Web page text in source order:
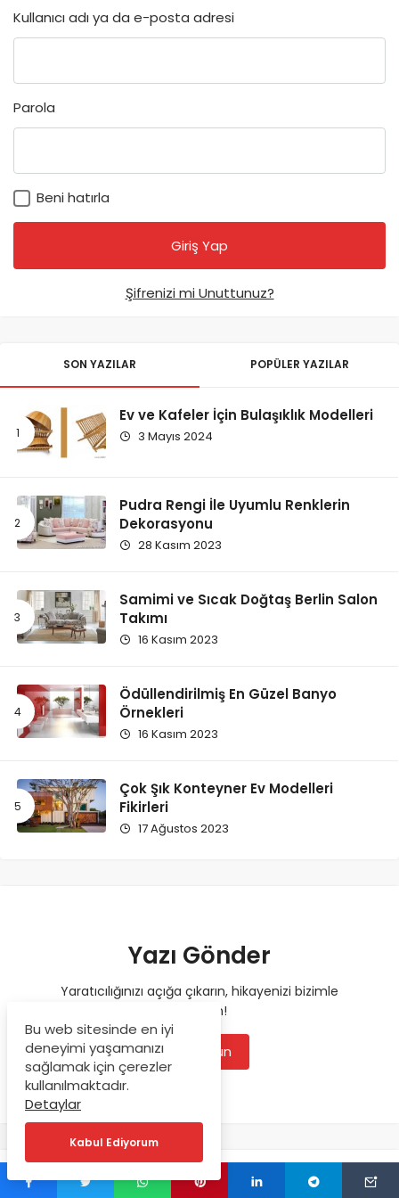
Kullanıcı adı ya da e-posta adresi
Parola
Beni hatırla
Şifrenizi mi Unuttunuz?
SON YAZILAR POPÜLER YAZILAR
Ev ve Kafeler İçin Bulaşıklık Modelleri
3 Mayıs 2024
Pudra Rengi İle Uyumlu Renklerin
Dekorasyonu
28 Kasım 2023
Samimi ve Sıcak Doğtaş Berlin Salon
Takımı
16 Kasım 2023
Ödüllendirilmiş En Güzel Banyo
Örnekleri
16 Kasım 2023
Çok Şık Konteyner Ev Modelleri
Fikirleri
17 Ağustos 2023
Yazı Gönder
Yaratıcılığınızı açığa çıkarın, hikayenizi bizimle
paylaşın!
Oluşturun
Bu web sitesinde en iyi
deneyimi yaşamanızı
sağlamak için çerezler
kullanılmaktadır.
Detaylar
Kabul Ediyorum